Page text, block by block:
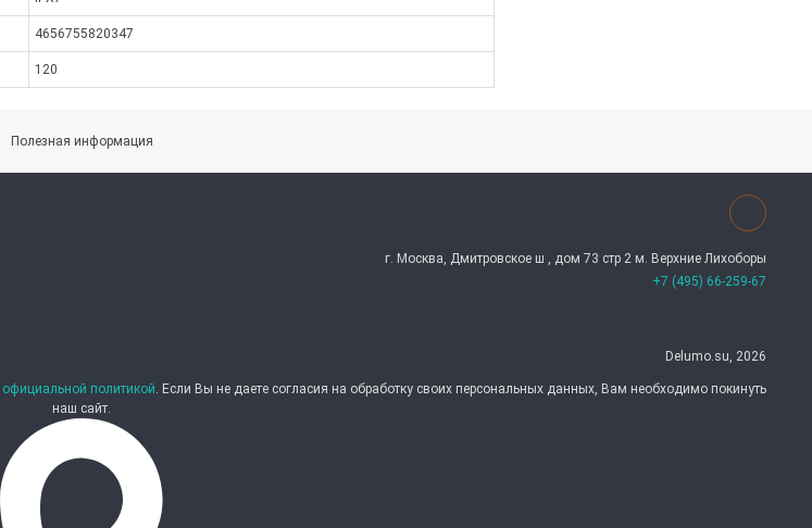
4656755820347
120
Полезная информация
г. Москва, Дмитровское ш , дом 73 стр 2 м. Верхние Лихоборы
+7 (495) 66-259-67
Delumo.su, 2026
официальной политикой. Если Вы не даете согласия на обработку своих персональных данных, Вам необходимо покинуть
наш сайт.